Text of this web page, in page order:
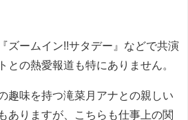
ズームイン!!サタデー』などで共演
との熱愛報道も特にありません。
趣味を持つ滝菜月アナとの親しい
ありますが、こちらも仕事上の関